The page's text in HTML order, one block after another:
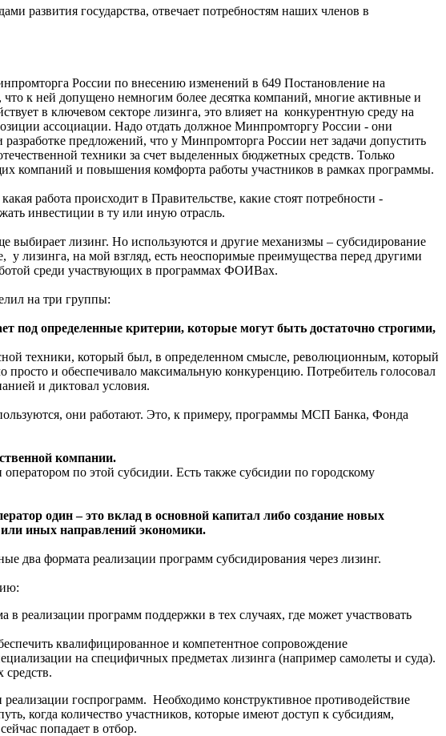
развития государства, отвечает потребностям наших членов в
России по внесению изменений в 649 Постановление на
что к ней допущено немногим более десятка компаний, многие активные и
в ключевом секторе лизинга, это влияет на конкурентную среду на
ассоциации. Надо отдать должное Минпромторгу России - они
предложений, что у Минпромторга России нет задачи допустить
техники за счет выделенных бюджетных средств. Только
компаний и повышения комфорта работы участников в рамках программы.
работа происходит в Правительстве, какие стоят потребности -
инвестиции в ту или иную отрасль.
выбирает лизинг. Но используются и другие механизмы – субсидирование
у лизинга, на мой взгляд, есть неоспоримые преимущества перед другими
среди участвующих в программах ФОИВах.
на три группы:
под определенные критерии, которые могут быть достаточно строгими,
техники, который был, в определенном смысле, революционным, который
просто и обеспечивало максимальную конкуренцию. Потребитель голосовал
и диктовал условия.
они работают. Это, к примеру, программы МСП Банка, Фонда
компании.
по этой субсидии. Есть также субсидии по городскому
один – это вклад в основной капитал либо создание новых
или иных направлений экономики.
два формата реализации программ субсидирования через лизинг.
реализации программ поддержки в тех случаях, где может участвовать
квалифицированное и компетентное сопровождение
на специфичных предметах лизинга (например самолеты и суда).
госпрограмм. Необходимо конструктивное противодействие
когда количество участников, которые имеют доступ к субсидиям,
попадает в отбор.